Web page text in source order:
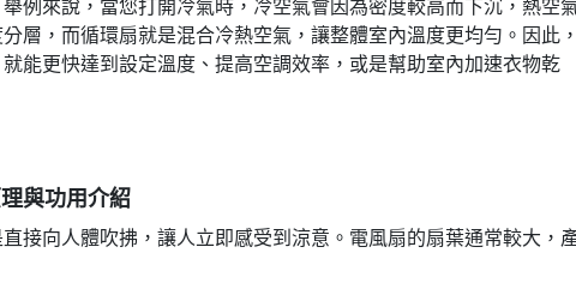
例來說，當您打開冷氣時，冷空氣會因為密度較高而下沉，熱空
層，而循環扇就是混合冷熱空氣，讓整體室內溫度更均勻。因此
能更快達到設定溫度、提高空調效率，或是幫助室內加速衣物乾
與功用介紹
接向人體吹拂，讓人立即感受到涼意。電風扇的扇葉通常較大，